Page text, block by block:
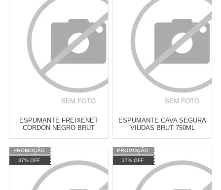
Revendedor)
10 x
Cat:
COMPRAR
Revendedor)
10
Cat:
COMPRAR
ESPUMANTE FREIXENET
CORDÓN NEGRO BRUT
Varejo:
Atacado: R$ 2.550,90 (Apenas
Revendedor)
10 x
Cat:
ESPUMANTE CAVA SEGURA
VIUDAS BRUT 750ML
Varejo:
Atacado: R$ 2.550,90 (Apenas
Revendedor)
10
Cat:
37% OFF 37% OFF